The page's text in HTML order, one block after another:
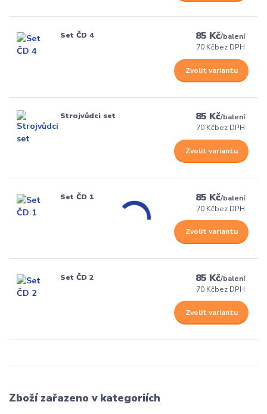
Set ČD 4 85 Kč/balení
70 Kčbez DPH
Zvolit variantu
Strojvůdci set 85 Kč/balení
70 Kčbez DPH
Zvolit variantu
Set ČD 1 85 Kč/balení
70 Kčbez DPH
Zvolit variantu
Set ČD 2 85 Kč/balení
70 Kčbez DPH
Zvolit variantu
Zboží zařazeno v kategoriích